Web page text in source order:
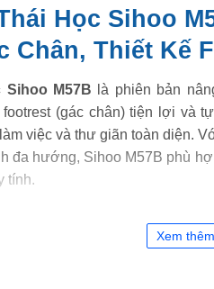
Học Sihoo
Chân, Thiết Kế
M57B là phiên bản
footrest (gác chân) tiện lợi và
việc và thư giãn toàn diện.
đa hướng, Sihoo M57B phù
tính.
trọng, hiện đạiXem thêm